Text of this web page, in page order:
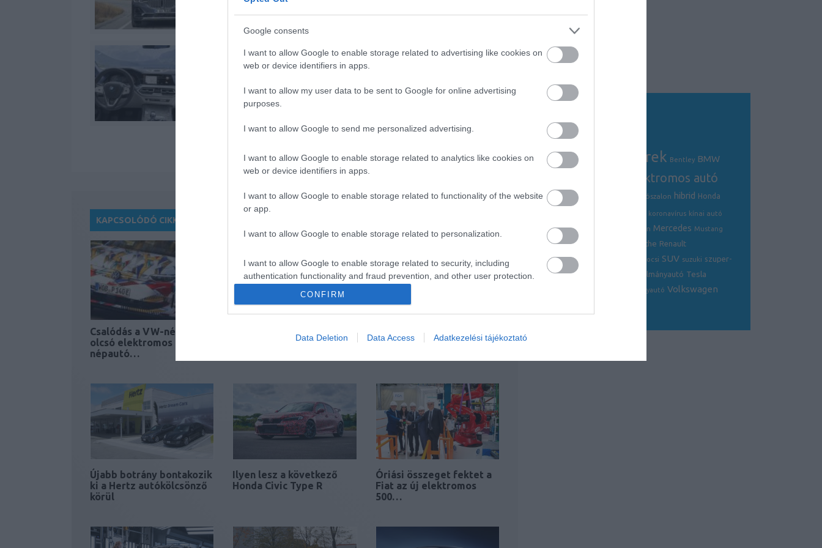
Google consents
I want to allow Google to enable storage related to advertising like cookies on
web or device identifiers in apps.
I want to allow my user data to be sent to Google for online advertising
purposes.
I want to allow Google to send me personalized advertising.
I want to allow Google to enable storage related to analytics like cookies on
web or device identifiers in apps.
I want to allow Google to enable storage related to functionality of the website
or app.
I want to allow Google to enable storage related to personalization.
I want to allow Google to enable storage related to security, including
authentication functionality and fraud prevention, and other user protection.
CONFIRM
Data Deletion Data Access Adatkezelési tájékoztató
KAPCSOLÓDÓ CIKKEK
Csalódás a VW-nél: Az
olcsó elektromos
népautó…
kaphatja meg az MR2 új
Tanulmányként
mutatkozott be, de
Újabb botrány bontakozik
ki a Hertz autókölcsönző
körül
Ilyen lesz a következő
Honda Civic Type R
Óriási összeget fektet a
Fiat az új elektromos
500…
Tagfelhő
AMG Audi autós hírek Bentley BMW
elektromos autó
Ferrari genfi autószalon hibrid Honda
koronavírus kínai autó
Lamborghini McLaren Mercedes Mustang
Nissan Porsche Renault
ráncfelvarrás sportkocsi SUV suzuki szuper-
sportkocsi
tanulmányautó Tesla
versenyautó Volkswagen